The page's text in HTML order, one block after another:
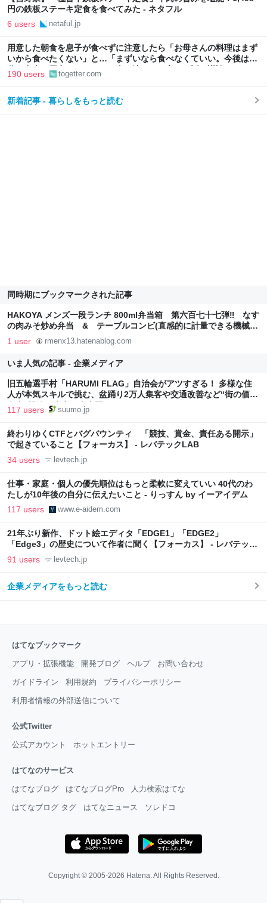
円の鉄板ステーキ定食を食べてみた - ネタフル
6 users netaful.jp
用意した朝食を息子が食べずに注意したら「お母さんの料理はまず
いから食べたくない」と…「まずいなら食べなくていい。今後は自
分で食事を用意しなさい。お金は渡す」と言った話が議論に
190 users togetter.com
新着記事 - 暮らしをもっと読む
同時期にブックマークされた記事
HAKOYA メンズ一段ランチ 800ml弁当箱 第六百七十七弾‼ なす
の肉みそ炒め弁当 & テーブルコンビ(直感的に計量できる機械) -
rmenx’s blog
1 user rmenx13.hatenablog.com
いま人気の記事 - 企業メディア
旧五輪選手村「HARUMI FLAG」自治会がアツすぎる！ 多様な住
人が本気スキルで挑む、盆踊り2万人集客や交通改善など“街の価値
向上”戦略 東京・中央区
117 users suumo.jp
終わりゆくCTFとバグバウンティ 「競技、賞金、責任ある開示」
で起きていること【フォーカス】 - レバテックLAB
34 users levtech.jp
仕事・家庭・個人の優先順位はもっと柔軟に変えていい 40代のわ
たしが10年後の自分に伝えたいこと - りっすん by イーアイデム
117 users www.e-aidem.com
21年ぶり新作、ドット絵エディタ「EDGE1」「EDGE2」
「Edge3」の歴史について作者に聞く【フォーカス】 - レバテック
LAB
91 users levtech.jp
企業メディアをもっと読む
はてなブックマーク
アプリ・拡張機能 開発ブログ ヘルプ お問い合わせ
ガイドライン 利用規約 プライバシーポリシー
利用者情報の外部送信について
公式Twitter
公式アカウント ホットエントリー
はてなのサービス
はてなブログ はてなブログPro 人力検索はてな
はてなブログ タグ はてなニュース ソレドコ
Copyright © 2005-2026 Hatena. All Rights Reserved.